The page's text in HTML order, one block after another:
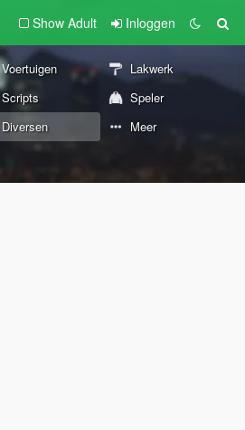
Show Adult Inloggen
Voertuigen
Lakwerk
Scripts
Speler
Diversen Meer